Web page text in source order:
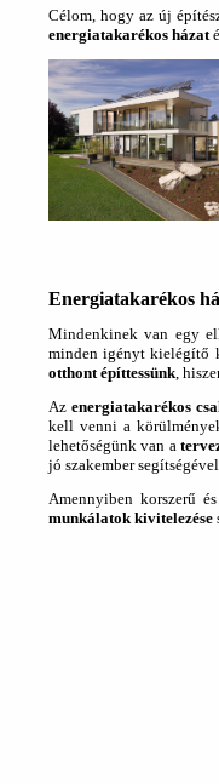
Célom, hogy az új
energiatakarékos házat
Energiatakarékos
Mindenkinek van egy
minden igényt kielégítő
otthont építtessünk ,
Az energiatakarékos
kell venni a
lehetőségünk van a
jó szakember
Amennyiben korszerű
munkálatok kivitelezése